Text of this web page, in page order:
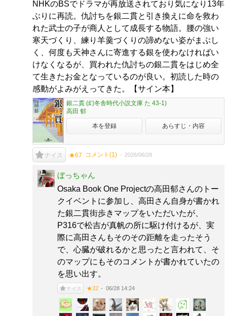
NHKのBSでドラマが再放送されており気になり13年
ぶりに再読。仇討ちを銀二貫と引き換えに命を救わ
れた武士の子が商人として成長する物語。腰の強い
寒天づくり、練り羊羹づくりの諦めない姿がまぶし
く、何度も天神さんに寄進する銀を使わなければい
けなくなるが、買われた仇討ちの銀二貫をはじめ全
て生きたお金となっているのが良い。初読した時の
感動がよみがえってきた。【サイン本】
銀二貫 (幻冬舎時代小説文庫 た 43-1)
高田 郁
本を登録 あらすじ・内容
ナイス ★67 コメント(1) 2026/06/28
ぼっちゃん
Osaka Book One Projectの高田郁さんのトー
クイベントに参加し、高田さん自身が書かれ
た銀二貫街歩きマップをいただいたが、
P316で松吉が真帆の所に駆け付けるが、実
際に高田さんもそのその距離を走ったそう
で、心臓が破れるかと思ったと言われて、そ
のマップにもそのコメントが書かれていたの
を思い出す。
ナイス ★22 06/28 14:24